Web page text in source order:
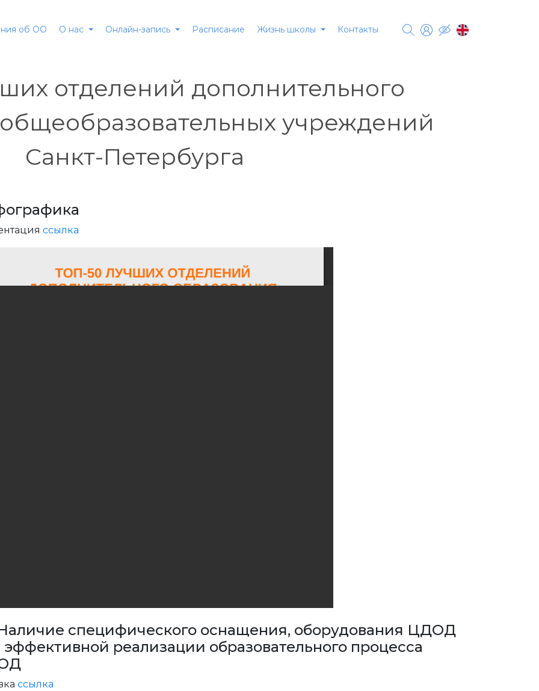
об ОО О нас Онлайн-запись Расписание Жизнь школы Контакты
отделений дополнительного
учреждений
Санкт-Петербурга
ссылка
специфического оснащения, оборудования ЦДОД
эффективной реализации образовательного процесса
ссылка